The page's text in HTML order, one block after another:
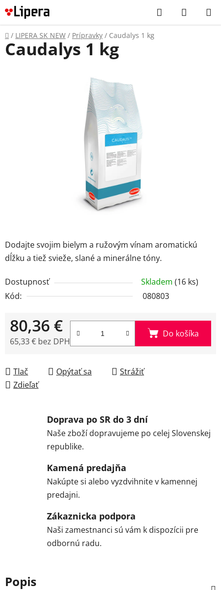
Prejsť
na
obsah
Hľadať
KOŠÍK
Domov
/ LIPERA SK NEW / Prípravky / Caudalys 1 kg
Dodajte svojim bielym a ružovým vínam aromatickú
dĺžku a tiež svieže, slané a minerálne tóny.
Dostupnosť Skladem (16 ks)
Kód:
080803
80,36 €
65,33 € bez DPH
Do košíka
Tlač Opýtať sa
Strážiť
Zdieľať
Caudalys 1 kg
Doprava po SR do 3 dní
Naše zboží dopravujeme po celej Slovenskej
republike.
Kamená predajňa
Nakúpte si alebo vyzdvihnite v kamennej
predajni.
Zákaznicka podpora
Naši zamestnanci sú vám k dispozícii pre
odbornú radu.
Popis